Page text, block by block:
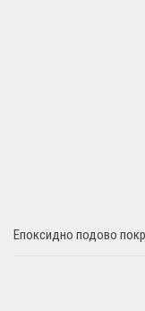
Епоксидно подово